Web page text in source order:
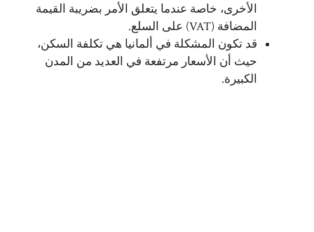
الأخرى، خاصة عندما يتعلق الأمر بضريبة القيمة
المضافة (VAT) على السلع.
قد تكون المشكلة في ألمانيا هي تكلفة السكن،
حيث أن الأسعار مرتفعة في العديد من المدن
الكبيرة.